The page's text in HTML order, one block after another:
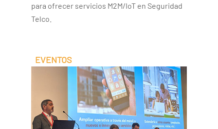
para ofrecer servicios M2M/IoT en Seguridad
Telco.